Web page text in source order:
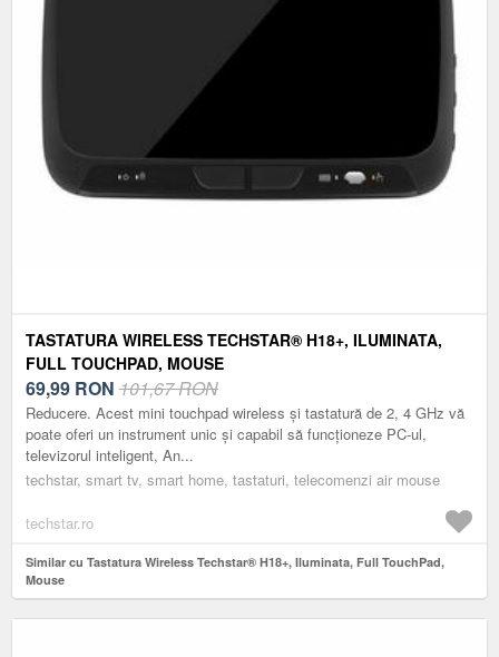
TASTATURA WIRELESS TECHSTAR® H18+, ILUMINATA,
FULL TOUCHPAD, MOUSE
69,99 RON 101,67 RON
Reducere. Acest mini touchpad wireless și tastatură de 2, 4 GHz vă
poate oferi un instrument unic și capabil să funcționeze PC-ul,
televizorul inteligent, An...
techstar, smart tv, smart home, tastaturi, telecomenzi air mouse
techstar.ro
Similar cu Tastatura Wireless Techstar® H18+, Iluminata, Full TouchPad,
Mouse